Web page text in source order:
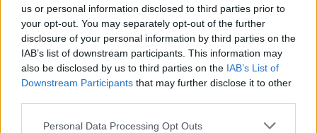
us or personal information disclosed to third parties prior to
your opt-out. You may separately opt-out of the further
disclosure of your personal information by third parties on the
IAB’s list of downstream participants. This information may
also be disclosed by us to third parties on the IAB’s List of
Downstream Participants that may further disclose it to other
Personal Data Processing Opt Outs
Seguici su Google Discover
Segui Libero Quotidiano su Google Discover
Scegli Libero Quotidiano come fonte preferita